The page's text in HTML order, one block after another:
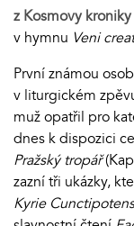
z Kosmovy kroniky
v hymnu Veni
První známou
v liturgickém
muž opatřil pro
dnes k dispozici
Pražský tropář
zazní tři ukázky,
Kyrie